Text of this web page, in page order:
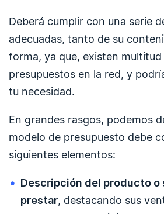
Deberá cumplir con una serie
adecuadas, tanto de su
forma, ya que, existen
presupuestos en la red, y
tu necesidad.
En grandes rasgos, podemos
modelo de presupuesto debe
siguientes elementos:
Descripción del producto o
prestar, destacando sus